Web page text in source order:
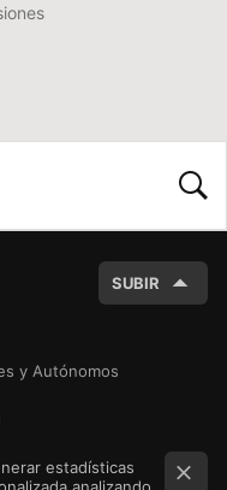
SUBIR
y Autónomos
estadísticas